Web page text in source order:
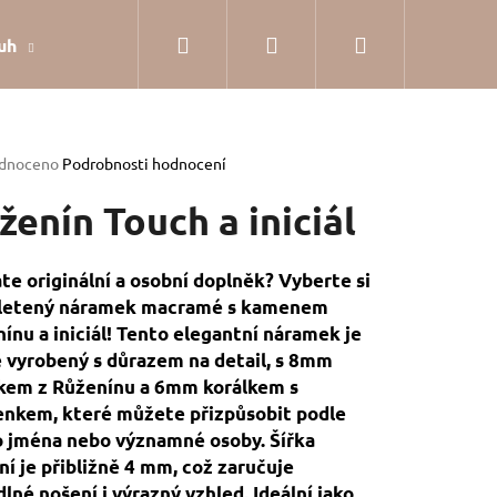
Dárkové balení Hodnocení obchodu
Přihlášení
Podrobnosti hodnocení
Touch a iniciál
originální a osobní doplněk? Vyberte si
náramek macramé s kamenem
a iniciál! Tento elegantní náramek je
vyrobený s důrazem na detail, s 8mm
z Růženínu a 6mm korálkem s
které můžete přizpůsobit podle
jména nebo významné osoby. Šířka
je přibližně 4 mm, což zaručuje